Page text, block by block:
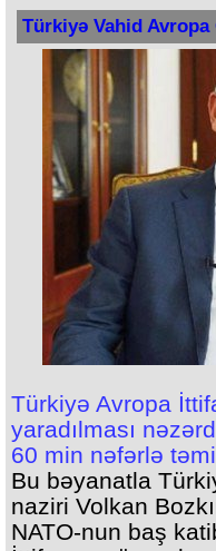
Türkiyə Vahid
Türkiyə Avropa
yaradılması
60 min nəfərlə
Bu bəyanatla
naziri Volkan
NATO-nun baş